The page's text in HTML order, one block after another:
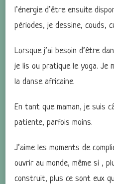
l’énergie d’être ensuite
périodes, je dessine, couds,
Lorsque j’ai besoin d’être
je lis ou pratique le yoga. Je
la danse africaine.
En tant que maman, je suis
patiente, parfois moins.
J’aime les moments de
ouvrir au monde, même si ,
construit, plus ce sont eux